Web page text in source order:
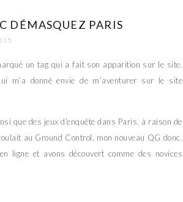
DÉMASQUEZ PARIS
un tag qui a fait son apparition sur le site.
m’a donné envie de m’aventurer sur le site
que des jeux d’enquête dans Paris, à raison de
au Ground Control, mon nouveau QG donc.
ligne et avons découvert comme des novices